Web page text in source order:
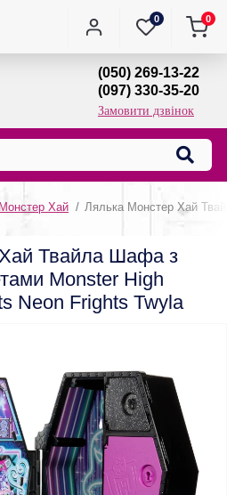
0 0
(050) 269-13-22
(097) 330-35-20
Замовити дзвінок
Хай Лялька Монстер Хай
Твайла Шафа з
Monster High
Neon Frights Twyla